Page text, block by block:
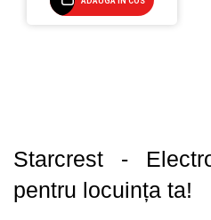
Starcrest -
pentru locuința ta!